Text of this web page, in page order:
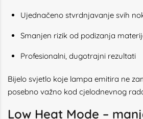
Ujednačeno stvrdnjavanje svih
Smanjen rizik od podizanja
Profesionalni, dugotrajni rezultati
Bijelo svjetlo koje lampa emitira ne
posebno važno kod cjelodnevnog
Low Heat Mode –